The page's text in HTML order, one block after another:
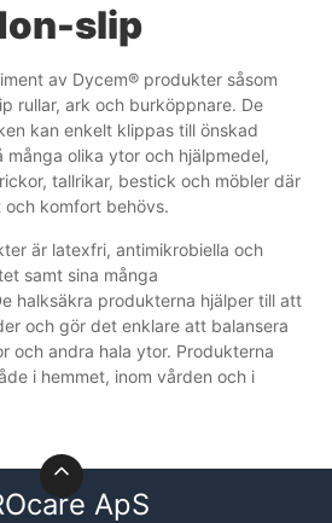
slip
av Dycem® produkter såsom
rullar, ark och burköppnare. De
kan enkelt klippas till önskad
många olika ytor och hjälpmedel,
tallrikar, bestick och möbler där
komfort behövs.
är latexfri, antimikrobiella och
samt sina många
halksäkra produkterna hjälper till att
och gör det enklare att balansera
och andra hala ytor. Produkterna
i hemmet, inom vården och i
ApS